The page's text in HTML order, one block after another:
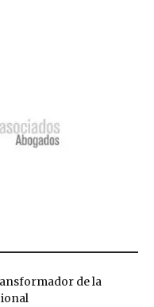
de la